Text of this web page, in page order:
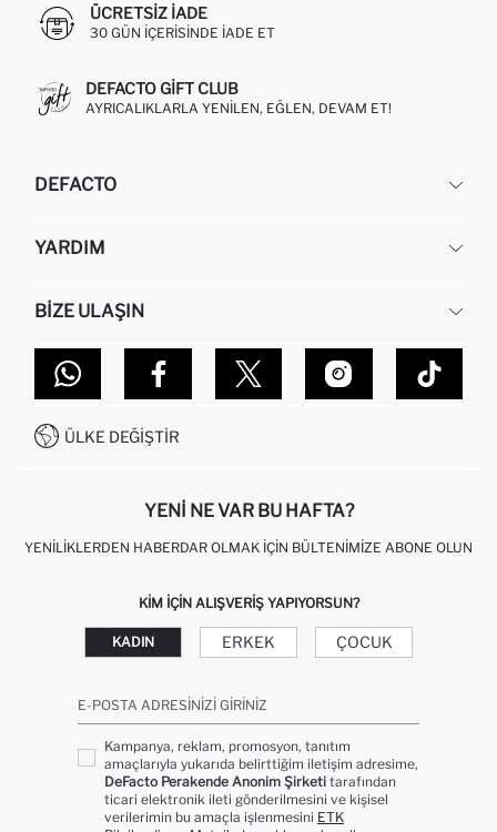
ÜCRETSIZ IADE
30 GÜN IÇERISINDE IADE ET
DEFACTO GIFT CLUB
AYRICALIKLARLA YENILEN, EĞLEN, DEVAM ET!
DEFACTO
HAKKIMIZDA
KURUMSAL SATIŞ
DEFACTO TEKNOLOJI
SITEMAP
YARDIM
SIPARIŞIMI NASIL TAKIP EDERIM?
NASIL İADE EDERIM?
GIFT CLUB SIKÇA SORULAN SORULAR
İŞLEM REHBERI
KAMPANYALAR
BIZE ULAŞIN
MAĞAZALARIMIZ
İLETIŞIM FORMU
0850 333 22 86
ÜLKE DEĞIŞTIR
YENI NE VAR BU HAFTA?
YENILIKLERDEN HABERDAR OLMAK İÇIN BÜLTENIMIZE ABONE OLUN
KIM IÇIN ALIŞVERIŞ YAPIYORSUN?
KADIN ERKEK ÇOCUK
E-POSTA ADRESINIZI GIRINIZ
Kampanya, reklam, promosyon, tanıtım
amaçlarıyla yukarıda belirttiğim iletişim adresime,
DeFacto Perakende Anonim Şirketi tarafından
ticari elektronik ileti gönderilmesini ve kişisel
verilerimin bu amaçla işlenmesini ETK